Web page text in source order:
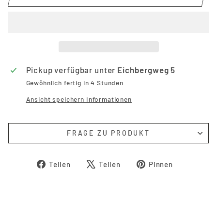
Pickup verfügbar unter Eichbergweg 5
Gewöhnlich fertig in 4 Stunden
Ansicht speichern Informationen
FRAGE ZU PRODUKT
Teilen
Auf
Teilen
Auf
Pinnen